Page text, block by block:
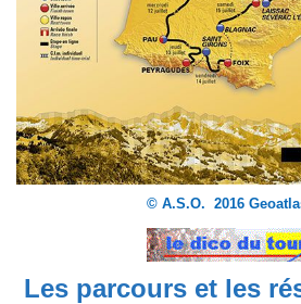
© A.S.O. 2016
Les parcours et les